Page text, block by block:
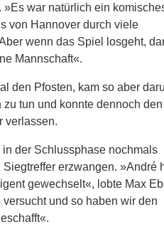
war natürlich ein
von Hannover durch viele
wenn das Spiel losgeht,
Mannschaft«.
den Pfosten, kam so aber
tun und konnte dennoch den
verlassen.
der Schlussphase nochmals
erzwangen. »André
gewechselt«, lobte Max
und so haben wir den